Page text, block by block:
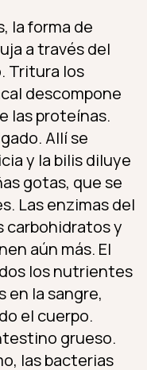
la forma de
a través del
Tritura los
descompone
las proteínas.
Allí se
y la bilis diluye
gotas, que se
Las enzimas del
carbohidratos y
aún más. El
los nutrientes
en la sangre,
el cuerpo.
grueso.
las bacterias